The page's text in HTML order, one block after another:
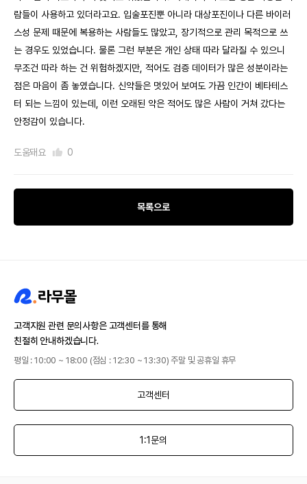
람들이 사용하고 있더라고요. 입술포진뿐 아니라 대상포진이나 다른 바이러
스성 문제 때문에 복용하는 사람들도 많았고, 장기적으로 관리 목적으로 쓰
는 경우도 있었습니다. 물론 그런 부분은 개인 상태 따라 달라질 수 있으니
무조건 따라 하는 건 위험하겠지만, 적어도 검증 데이터가 많은 성분이라는
점은 마음이 좀 놓였습니다. 신약들은 멋있어 보여도 가끔 인간이 베타테스
터 되는 느낌이 있는데, 이런 오래된 약은 적어도 많은 사람이 거쳐 갔다는
안정감이 있습니다.
도움돼요 0
목록으로
고객지원 관련 문의사항은 고객센터를 통해
친절히 안내하겠습니다.
평일 : 10:00 ~ 18:00 (점심 : 12:30 ~ 13:30) 주말 및 공휴일 휴무
고객센터
1:1문의